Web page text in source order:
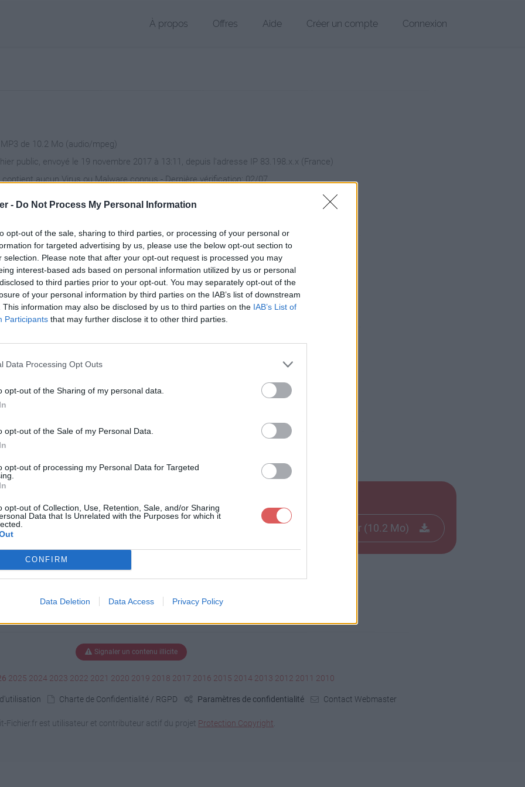
- Do Not Process My Personal Information
opt-out of the sale, sharing to third parties, or processing of your personal or
for targeted advertising by us, please use the below opt-out section to
selection. Please note that after your opt-out request is processed you may
interest-based ads based on personal information utilized by us or personal
to third parties prior to your opt-out. You may separately opt-out of the
of your personal information by third parties on the IAB’s list of downstream
This information may also be disclosed by us to third parties on the IAB’s List of
Participants that may further disclose it to other third parties.
Data Processing Opt Outs
opt-out of the Sharing of my personal data.
opt-out of the Sale of my Personal Data.
opt-out of processing my Personal Data for Targeted
opt-out of Collection, Use, Retention, Sale, and/or Sharing
Data that Is Unrelated with the Purposes for which it
CONFIRM
Data Deletion Data Access Privacy Policy
À propos Offres Aide Créer un compte Connexion
de 10.2 Mo (audio/mpeg)
public, envoyé le 19 novembre 2017 à 13:11, depuis l'adresse IP 83.198.x.x (France)
contient aucun Virus ou Malware connus - Dernière vérification: 02/07
sur le Web et les réseaux sociaux:
Télécharger le fichier (10.2 Mo)
Signaler un contenu illicite
2025 2024 2023 2022 2021 2020 2019 2018 2017 2016 2015 2014 2013 2012 2011 2010
Charte de Confidentialité / RGPD Paramètres de confidentialité Contact Webmaster
Fichier.fr est utilisateur et contributeur actif du projet Protection Copyright